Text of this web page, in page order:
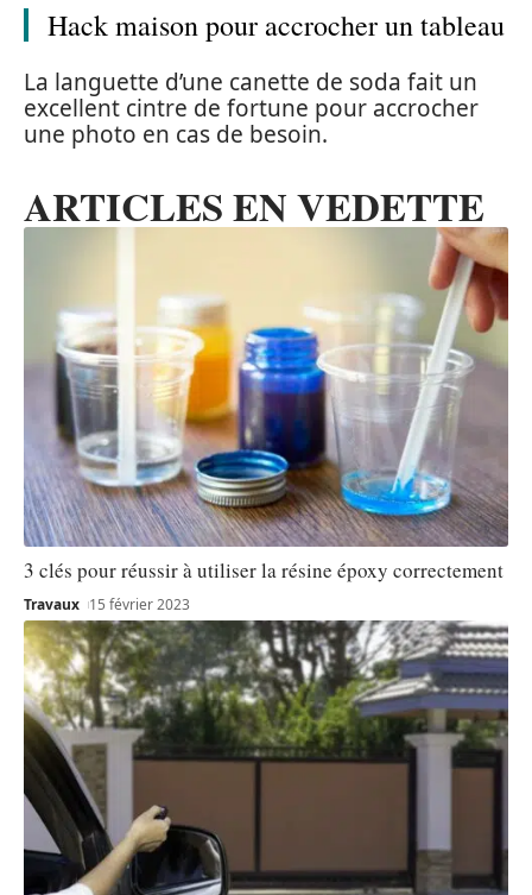
Hack maison pour accrocher un tableau
La languette d’une canette de soda fait un
excellent cintre de fortune pour accrocher
une photo en cas de besoin.
ARTICLES EN VEDETTE
3 clés pour réussir à utiliser la résine époxy correctement
Travaux 15 février 2023